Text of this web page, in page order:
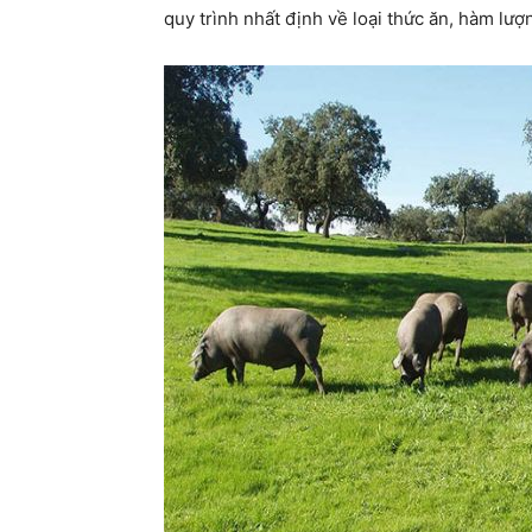
quy trình nhất định về loại thức ăn, hàm